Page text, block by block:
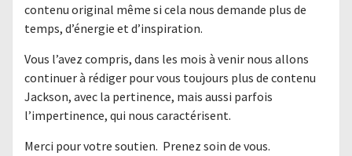
contenu original même si cela nous demande plus de
temps, d’énergie et d’inspiration.
Vous l’avez compris, dans les mois à venir nous allons
continuer à rédiger pour vous toujours plus de contenu
Jackson, avec la pertinence, mais aussi parfois
l’impertinence, qui nous caractérisent.
Merci pour votre soutien. Prenez soin de vous.